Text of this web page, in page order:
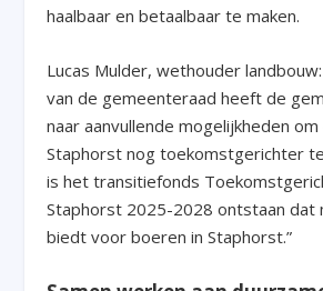
haalbaar en betaalbaar te maken.
Lucas Mulder, wethouder
van de gemeenteraad heeft de
naar aanvullende mogelijkheden
Staphorst nog toekomstgerichter
is het transitiefonds
Staphorst 2025-2028 ontstaan dat
biedt voor boeren in Staphorst.”